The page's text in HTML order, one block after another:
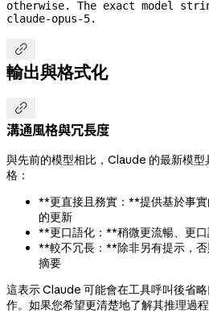
claude-opus-5.

輸出與格式化

溝通風格與冗長度
與先前的模型相比，Claude 的最新模
格：
**更直接且務實：**提供基於事
的更新
**更口語化：**稍微更流暢、更
**較不冗長：**除非另有提示，
摘要
這表示 Claude 可能會在工具呼叫後省
作。如果您希望更清楚地了解其推理過程